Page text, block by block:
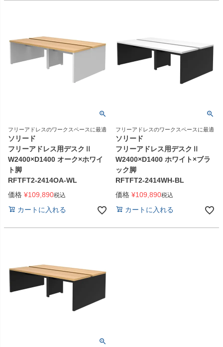
フリーアドレスのワークスペースに最適
ソリード
フリーアドレス用デスクⅡ
W2400×D1400 オーク×ホワイ
ト脚
RFTFT2-2414OA-WL
価格 ¥109,890税込
カートに入れる
フリーアドレスのワークスペースに最適
ソリード
フリーアドレス用デスクⅡ
W2400×D1400 ホワイト×ブラ
ック脚
RFTFT2-2414WH-BL
価格 ¥109,890税込
カートに入れる